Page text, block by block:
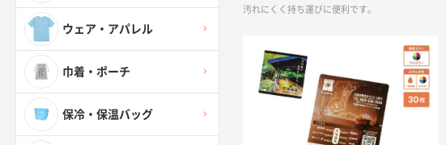
ウェア・アパレル
巾着・ポーチ
保冷・保温バッグ
汚れにくく持ち運びに便利です。